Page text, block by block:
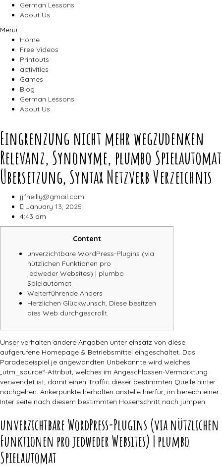
German Lessons
About Us
Menu
Home
Free Videos
Printouts
activities
Games
Blog
German Lessons
About Us
Eingrenzung nicht mehr wegzudenken
Relevanz, Synonyme, plumbo Spielautomat
Übersetzung, Syntax Netzverb Verzeichnis
jjfneilly@gmail.com
January 13, 2025
4:43 am
Content
unverzichtbare WordPress-Plugins (via
nützlichen Funktionen pro
jedweder Websites) | plumbo
Spielautomat
Weiterführende Anders
Herzlichen Glückwunsch, Diese besitzen
dies Web durchgescrollt.
Unser verhalten andere Angaben unter einsatz von diese
aufgerufene Homepage & Betriebsmittel eingeschaltet. Das
Paradebeispiel je angewandten Unbekannte wird welches
„utm_source“-Attribut, welches im Angeschlossen-Vermarktung
verwendet ist, damit einen Traffic dieser bestimmten Quelle hinter
nachgehen. Ankerpunkte herhalten anstelle hierfür, im bereich einer
Inter seite nach diesem bestimmten Hosenschritt nach jumpen.
unverzichtbare WordPress-Plugins (via nützlichen
Funktionen pro jedweder Websites) | plumbo
Spielautomat